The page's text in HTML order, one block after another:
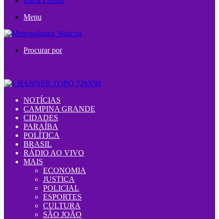
Menu
Procurar por
.
NOTÍCIAS
CAMPINA GRANDE
CIDADES
PARAÍBA
POLÍTICA
BRASIL
RÁDIO AO VIVO
MAIS
ECONOMIA
JUSTIÇA
POLICIAL
ESPORTES
CULTURA
SÃO JOÃO